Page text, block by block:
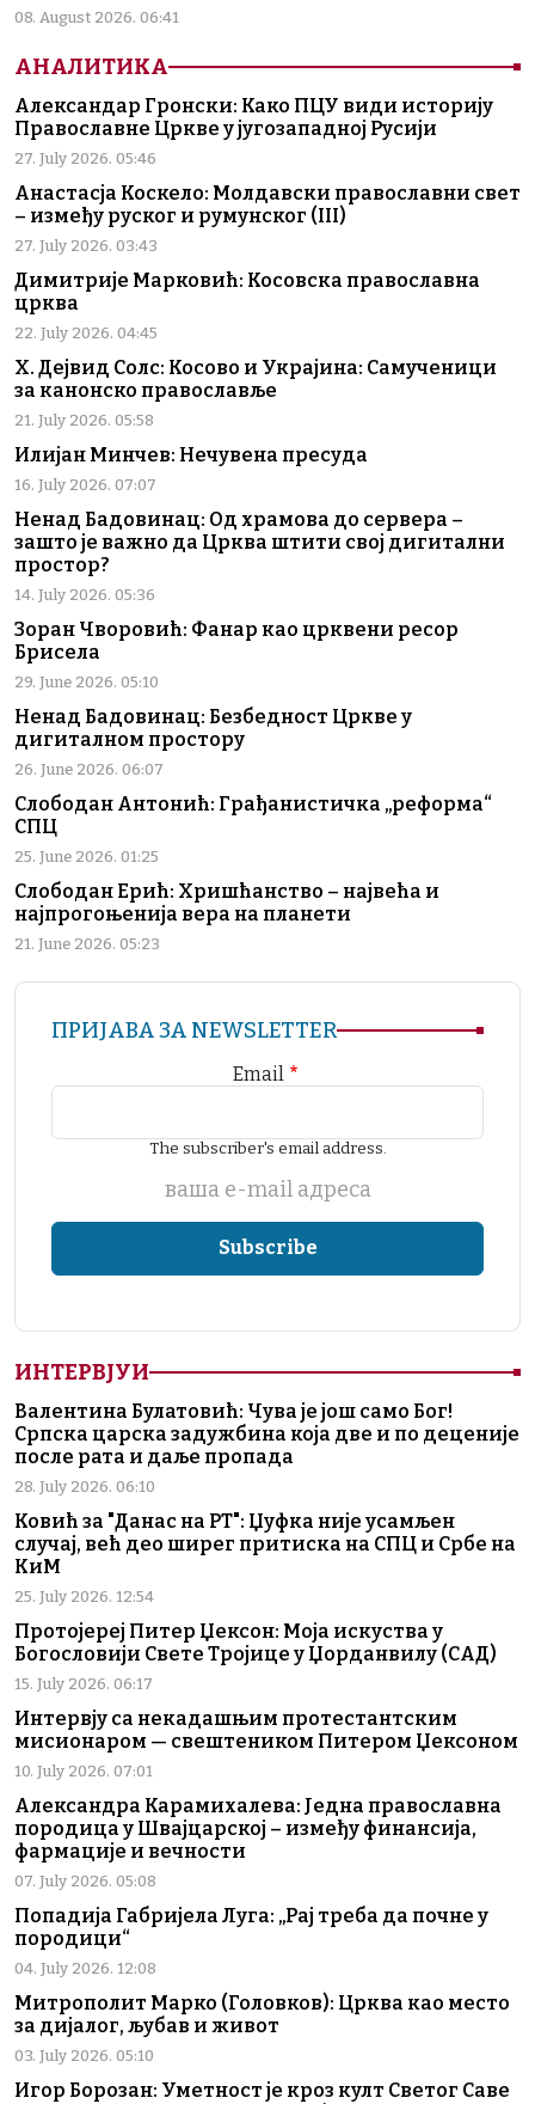
08. August 2026. 06:41
АНАЛИТИКА
Александар Гронски: Како ПЦУ види историју
Православне Цркве у југозападној Русији
27. July 2026. 05:46
Анастасја Коскело: Молдавски православни свет
– између руског и румунског (III)
27. July 2026. 03:43
Димитрије Марковић: Косовска православна
црква
22. July 2026. 04:45
Х. Дејвид Солс: Косово и Украјина: Самученици
за канонско православље
21. July 2026. 05:58
Илијан Минчев: Нечувена пресуда
16. July 2026. 07:07
Ненад Бадовинац: Од храмова до сервера –
зашто је важно да Црква штити свој дигитални
простор?
14. July 2026. 05:36
Зоран Чворовић: Фанар као црквени ресор
Брисела
29. June 2026. 05:10
Ненад Бадовинац: Безбедност Цркве у
дигиталном простору
26. June 2026. 06:07
Слободан Антонић: Грађанистичка „реформа“
СПЦ
25. June 2026. 01:25
Слободан Ерић: Хришћанство – највећа и
најпрогоњенија вера на планети
21. June 2026. 05:23
ПРИЈАВА ЗА NEWSLETTER
Email
The subscriber's email address.
ваша е-mail адреса
ИНТЕРВЈУИ
Валентина Булатовић: Чува је још само Бог!
Српска царска задужбина која две и по деценије
после рата и даље пропада
28. July 2026. 06:10
Ковић за "Данас на РТ": Џуфка није усамљен
случај, већ део ширег притиска на СПЦ и Србе на
КиМ
25. July 2026. 12:54
Протојереј Питер Џексон: Моја искуства у
Богословији Свете Тројице у Џорданвилу (САД)
15. July 2026. 06:17
Интервју са некадашњим протестантским
мисионаром — свештеником Питером Џексоном
10. July 2026. 07:01
Александра Карамихалева: Једна православна
породица у Швајцарској – између финансија,
фармације и вечности
07. July 2026. 05:08
Попадија Габријела Луга: „Рај треба да почне у
породици“
04. July 2026. 12:08
Митрополит Марко (Головков): Црква као место
за дијалог, љубав и живот
03. July 2026. 05:10
Игор Борозан: Уметност је кроз култ Светог Саве